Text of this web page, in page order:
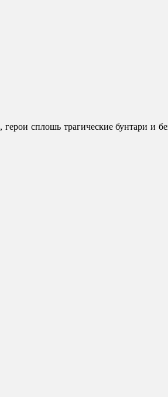
сплошь трагические бунтари и